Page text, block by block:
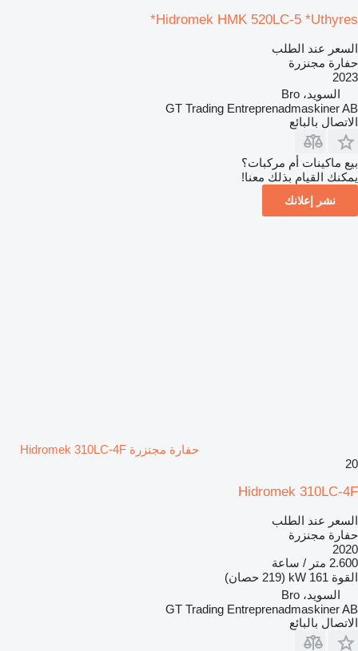
Hidromek HMK 520LC-5 *Uthyres*
السعر عند الطلب
حفارة مجنزرة
2023
السويد، Bro
GT Trading Entreprenadmaskiner AB
الاتصال بالبائع
بيع ماكينات أم مركبات؟
يمكنك القيام بذلك معنا!
نشر إعلانك
حفارة مجنزرة Hidromek 310LC-4F
20
Hidromek 310LC-4F
السعر عند الطلب
حفارة مجنزرة
2020
2.600 متر / ساعة
القوة 161 kW (219 حصان)
السويد، Bro
GT Trading Entreprenadmaskiner AB
الاتصال بالبائع